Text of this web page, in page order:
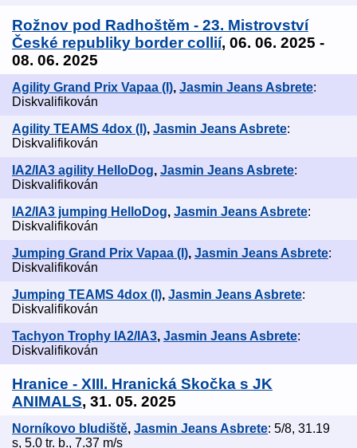
Rožnov pod Radhoštěm - 23. Mistrovství
České republiky border collií, 06. 06. 2025 -
08. 06. 2025
Agility Grand Prix Vapaa (I), Jasmin Jeans Asbrete:
Diskvalifikován
Agility TEAMS 4dox (I), Jasmin Jeans Asbrete:
Diskvalifikován
IA2/IA3 agility HelloDog, Jasmin Jeans Asbrete:
Diskvalifikován
IA2/IA3 jumping HelloDog, Jasmin Jeans Asbrete:
Diskvalifikován
Jumping Grand Prix Vapaa (I), Jasmin Jeans Asbrete:
Diskvalifikován
Jumping TEAMS 4dox (I), Jasmin Jeans Asbrete:
Diskvalifikován
Tachyon Trophy IA2/IA3, Jasmin Jeans Asbrete:
Diskvalifikován
Hranice - XIII. Hranická Skočka s JK
ANIMALS, 31. 05. 2025
Norníkovo bludiště, Jasmin Jeans Asbrete: 5/8, 31.19
s, 5.0 tr. b., 7.37 m/s